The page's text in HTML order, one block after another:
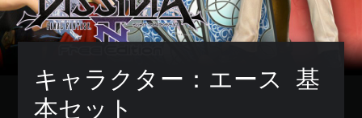
キャラクター：エース  基
本セット